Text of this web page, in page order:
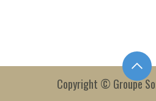
Copyright © Groupe